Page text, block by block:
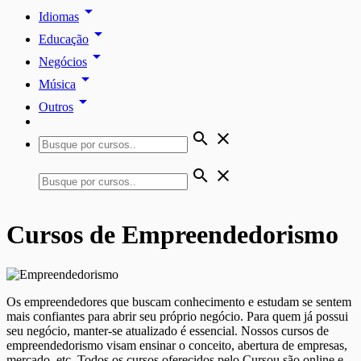
Idiomas arrow_drop_down
Educação arrow_drop_down
Negócios arrow_drop_down
Música arrow_drop_down
Outros arrow_drop_down
search close
search close
Cursos de Empreendedorismo
Os empreendedores que buscam conhecimento e estudam se sentem
mais confiantes para abrir seu próprio negócio. Para quem já possui
seu negócio, manter-se atualizado é essencial. Nossos cursos de
empreendedorismo visam ensinar o conceito, abertura de empresas,